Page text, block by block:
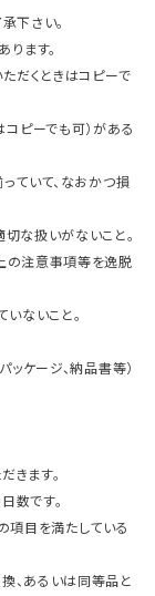
下さい。
ます。
だくときはコピーで
ピーでも可）がある
ていて、なおかつ損
な扱いがないこと。
の注意事項等を逸脱
ないこと。
ッケージ、納品書等）
ます。
数です。
項目を満たしている
、あるいは同等品と